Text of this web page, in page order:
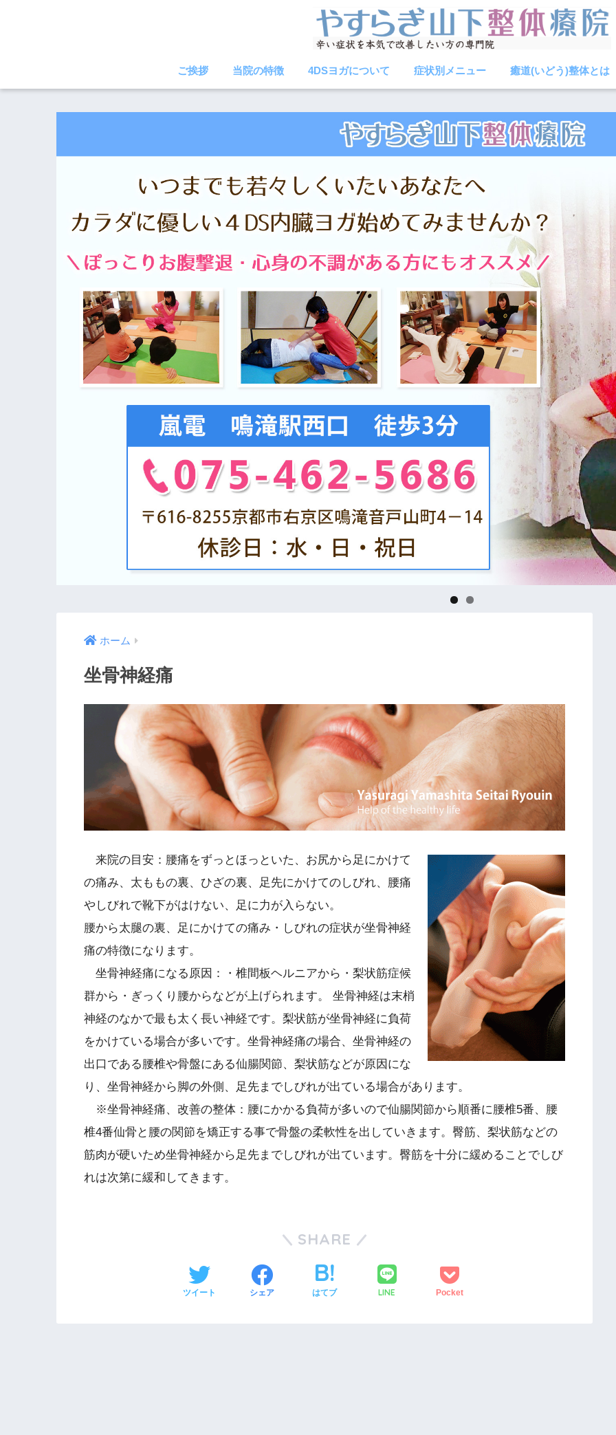
ご挨拶 当院の特徴 4DSヨガについて 症状別メニュー 癒道(いどう)整体とは
ホーム
坐骨神経痛
来院の目安：腰痛をずっとほっといた、お尻から足にかけて
の痛み、太ももの裏、ひざの裏、足先にかけてのしびれ、腰痛
やしびれで靴下がはけない、足に力が入らない。
腰から太腿の裏、足にかけての痛み・しびれの症状が坐骨神経
痛の特徴になります。
坐骨神経痛になる原因：・椎間板ヘルニアから・梨状筋症候
群から・ぎっくり腰からなどが上げられます。 坐骨神経は末梢
神経のなかで最も太く長い神経です。梨状筋が坐骨神経に負荷
をかけている場合が多いです。坐骨神経痛の場合、坐骨神経の
出口である腰椎や骨盤にある仙腸関節、梨状筋などが原因にな
り、坐骨神経から脚の外側、足先までしびれが出ている場合があります。
※坐骨神経痛、改善の整体：腰にかかる負荷が多いので仙腸関節から順番に腰椎5番、腰
椎4番仙骨と腰の関節を矯正する事で骨盤の柔軟性を出していきます。臀筋、梨状筋などの
筋肉が硬いため坐骨神経から足先までしびれが出ています。臀筋を十分に緩めることでしび
れは次第に緩和してきます。
SHARE
ツイート シェア はてブ LINE Pocket